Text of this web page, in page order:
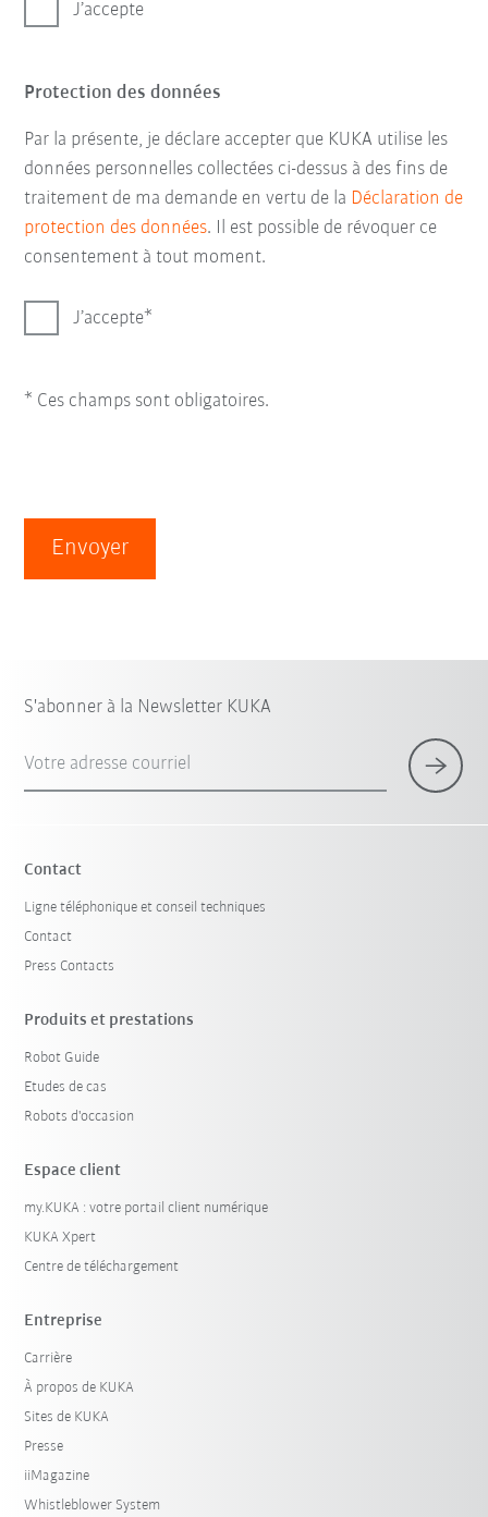
J’accepte
Protection des données
Par la présente, je déclare accepter que KUKA utilise les
données personnelles collectées ci-dessus à des fins de
traitement de ma demande en vertu de la Déclaration de
protection des données. Il est possible de révoquer ce
consentement à tout moment.
J’accepte
* Ces champs sont obligatoires.
Envoyer
S'abonner à la Newsletter KUKA
Votre adresse courriel
Contact
Ligne téléphonique et conseil techniques
Contact
Press Contacts
Produits et prestations
Robot Guide
Etudes de cas
Robots d'occasion
Espace client
my.KUKA : votre portail client numérique
KUKA Xpert
Centre de téléchargement
Entreprise
Carrière
À propos de KUKA
Sites de KUKA
Presse
iiMagazine
Whistleblower System